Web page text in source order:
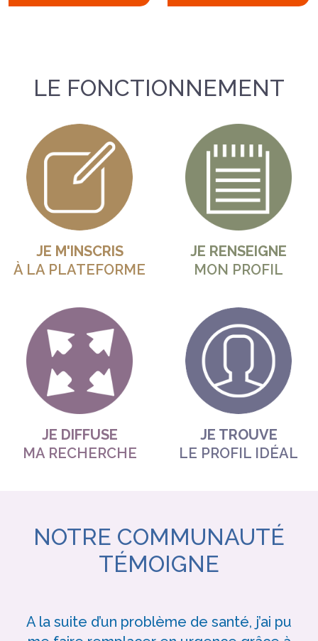
LE FONCTIONNEMENT
JE M'INSCRIS
À LA PLATEFORME
JE RENSEIGNE
MON PROFIL
JE DIFFUSE
MA RECHERCHE
JE TROUVE
LE PROFIL IDÉAL
NOTRE COMMUNAUTÉ
TÉMOIGNE
A la suite d’un problème de santé, j’ai pu